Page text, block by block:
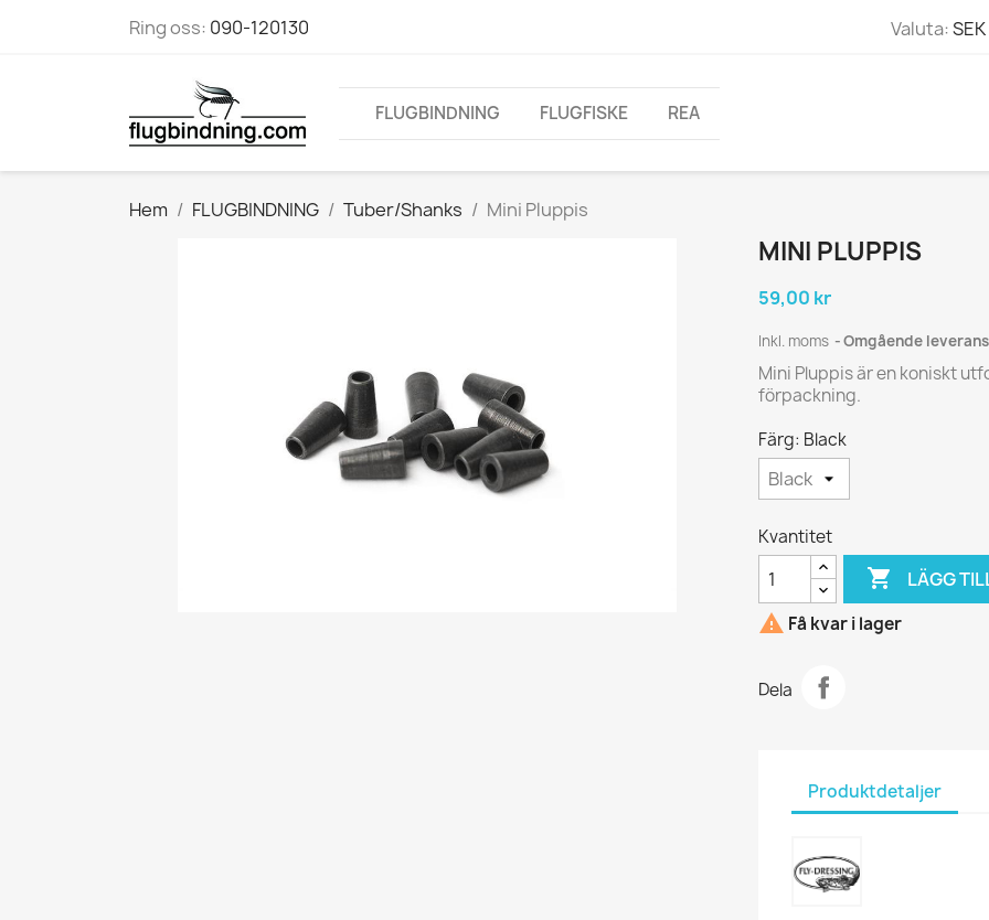
Ring oss: 090-120130 Valuta:
FLUGBINDNING FLUGFISKE REA
Hem FLUGBINDNING Tuber/Shanks Mini Pluppis
MINI PLUPPIS
59,00 kr
Inkl. moms Omgående
Mini Pluppis är en koniskt
förpackning.
Färg: Black
Kvantitet
 LÄGG
 Få kvar i lager
Dela
Produktdetaljer